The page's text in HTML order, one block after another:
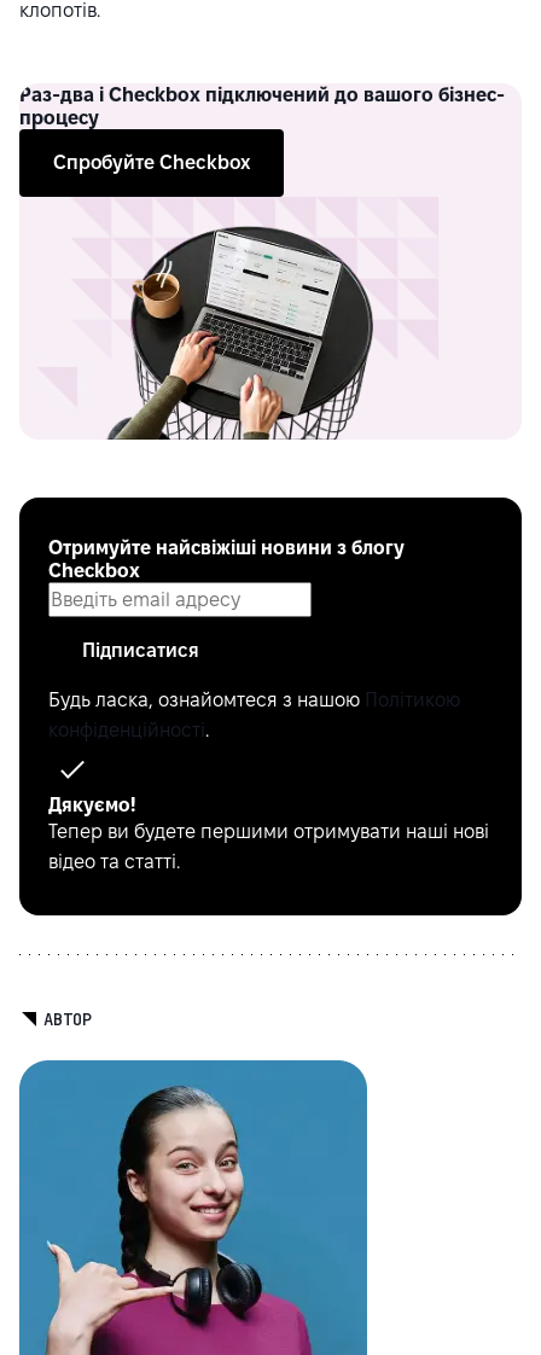
клопотів.
Раз-два і Checkbox підключений до вашого бізнес-
процесу
Спробуйте Checkbox
Отримуйте найсвіжіші новини з блогу
Checkbox
Підписатися
Будь ласка, ознайомтеся з нашою Політикою
конфіденційності.
Дякуємо!
Тепер ви будете першими отримувати наші нові
відео та статті.
АВТОР